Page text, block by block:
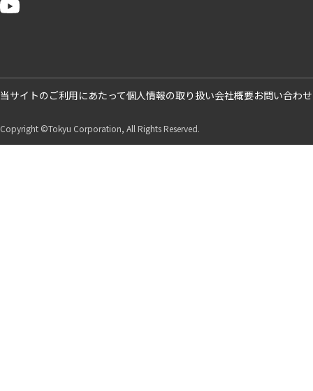
フ
タ
ー
当サイトのご利用にあたって個人情報の取り扱い会社概要お問い合わせ
Copyright ©Tokyu Corporation, All Rights Reserved.